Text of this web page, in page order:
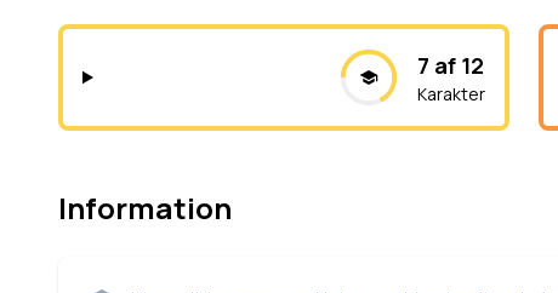
7 af 12
Karakter
Information